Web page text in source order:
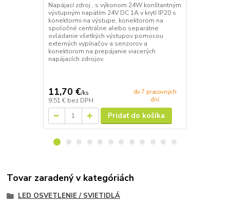
Napájací zdroj , s výkonom 24W konštantným
výstupným napätím 24V DC 1A v krytí IP20 s
konektormi na výstupe, konektorom na
spoločné centrálne alebo separátne
ovládanie všetkých výstupov pomocou
externých vypínačov a senzorov a
konektorom na prepájanie viacerých
napájacích zdrojov.
11,70 €/ks
9,51 € bez DPH
do 7 pracovných
dní
Pridať do košíka
Tovar zaradený v kategóriách
LED OSVETLENIE / SVIETIDLÁ